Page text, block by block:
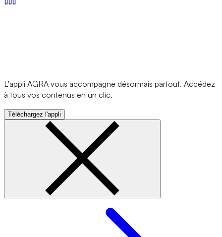
L'appli AGRA vous accompagne désormais partout. Accédez
à tous vos contenus en un clic.
Téléchargez l'appli